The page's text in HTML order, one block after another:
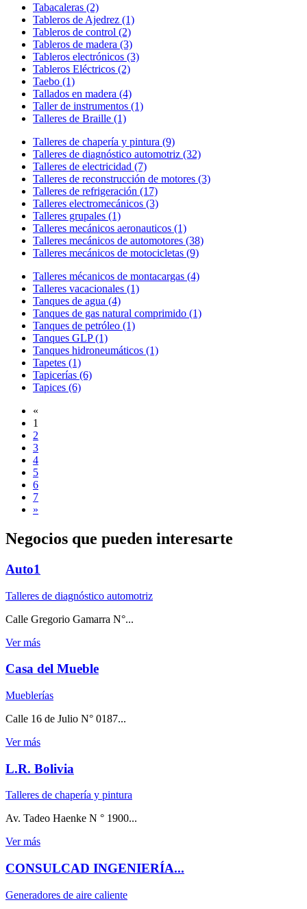
Tabacaleras (2)
Tableros de Ajedrez (1)
Tableros de control (2)
Tableros de madera (3)
Tableros electrónicos (3)
Tableros Eléctricos (2)
Taebo (1)
Tallados en madera (4)
Taller de instrumentos (1)
Talleres de Braille (1)
Talleres de chapería y pintura (9)
Talleres de diagnóstico automotriz (32)
Talleres de electricidad (7)
Talleres de reconstrucción de motores (3)
Talleres de refrigeración (17)
Talleres electromecánicos (3)
Talleres grupales (1)
Talleres mecánicos aeronauticos (1)
Talleres mecánicos de automotores (38)
Talleres mecánicos de motocicletas (9)
Talleres mécanicos de montacargas (4)
Talleres vacacionales (1)
Tanques de agua (4)
Tanques de gas natural comprimido (1)
Tanques de petróleo (1)
Tanques GLP (1)
Tanques hidroneumáticos (1)
Tapetes (1)
Tapicerías (6)
Tapices (6)
«
1
2
3
4
5
6
7
»
Negocios que pueden interesarte
Auto1
Talleres de diagnóstico automotriz
Calle Gregorio Gamarra N°...
Ver más
Casa del Mueble
Mueblerías
Calle 16 de Julio N° 0187...
Ver más
L.R. Bolivia
Talleres de chapería y pintura
Av. Tadeo Haenke N ° 1900...
Ver más
CONSULCAD INGENIERÍA...
Generadores de aire caliente